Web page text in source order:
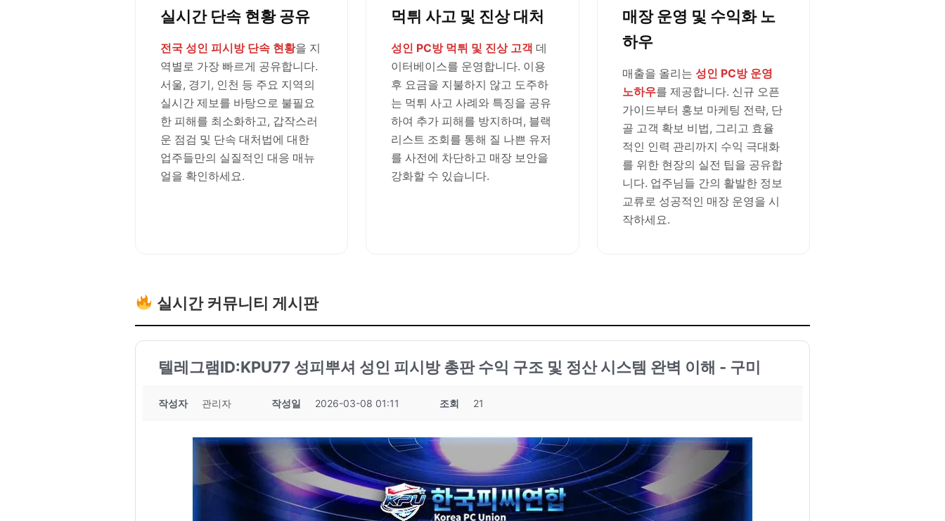
실시간 단속 현황 공유
전국 성인 피시방 단속 현황을 지
역별로 가장 빠르게 공유합니다.
서울, 경기, 인천 등 주요 지역의
실시간 제보를 바탕으로 불필요
한 피해를 최소화하고, 갑작스러
운 점검 및 단속 대처법에 대한
업주들만의 실질적인 대응 매뉴
얼을 확인하세요.
먹튀 사고 및 진상 대처
성인 PC방 먹튀 및 진상 고객 데
이터베이스를 운영합니다. 이용
후 요금을 지불하지 않고 도주하
는 먹튀 사고 사례와 특징을 공유
하여 추가 피해를 방지하며, 블랙
리스트 조회를 통해 질 나쁜 유저
를 사전에 차단하고 매장 보안을
강화할 수 있습니다.
매장 운영 및 수익화 노
하우
매출을 올리는 성인 PC방 운영
노하우를 제공합니다. 신규 오픈
가이드부터 홍보 마케팅 전략, 단
골 고객 확보 비법, 그리고 효율
적인 인력 관리까지 수익 극대화
를 위한 현장의 실전 팁을 공유합
니다. 업주님들 간의 활발한 정보
교류로 성공적인 매장 운영을 시
작하세요.
실시간 커뮤니티 게시판
텔레그램ID:KPU77 성피뿌셔 성인 피시방 총판 수익 구조 및 정산 시스템 완벽 이해 - 구미
작성자 관리자 작성일 2026-03-08 01:11 조회 21